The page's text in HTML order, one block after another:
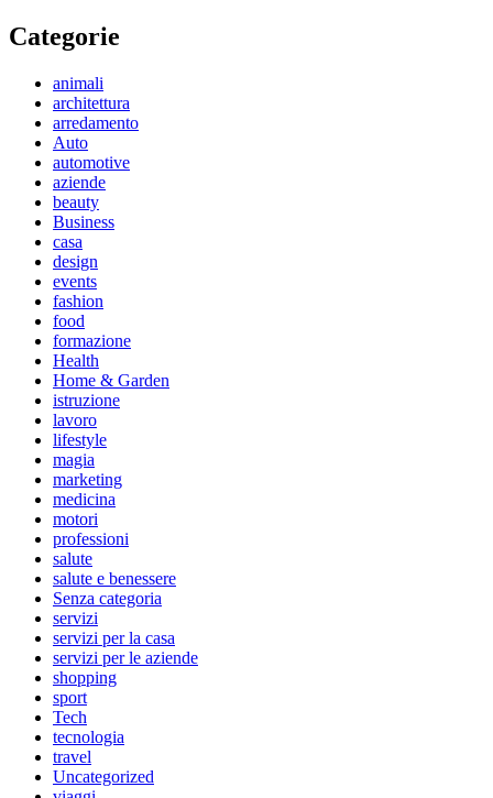
Categorie
animali
architettura
arredamento
Auto
automotive
aziende
beauty
Business
casa
design
events
fashion
food
formazione
Health
Home & Garden
istruzione
lavoro
lifestyle
magia
marketing
medicina
motori
professioni
salute
salute e benessere
Senza categoria
servizi
servizi per la casa
servizi per le aziende
shopping
sport
Tech
tecnologia
travel
Uncategorized